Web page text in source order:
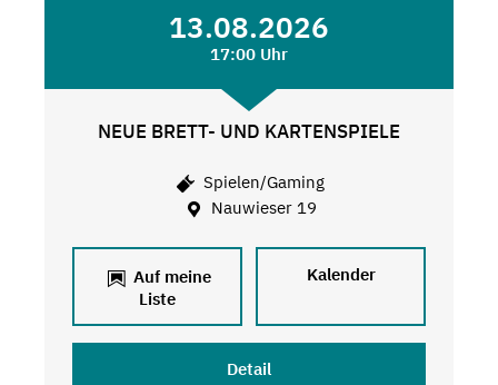
13.08.2026
17:00 Uhr
NEUE BRETT- UND KARTENSPIELE
Spielen/Gaming
Nauwieser 19
Auf meine
Liste
Kalender
Detail